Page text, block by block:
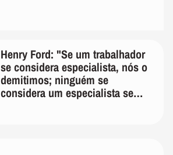
Henry Ford: "Se um trabalhador
se considera especialista, nós o
demitimos; ninguém se
considera um especialista se